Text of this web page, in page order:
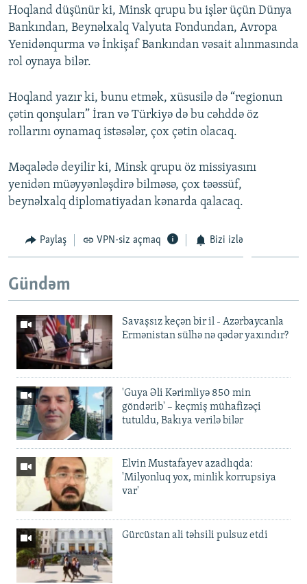
Hoqland düşünür ki, Minsk qrupu bu işlər üçün Dünya
Bankından, Beynəlxalq Valyuta Fondundan, Avropa
Yenidənqurma və İnkişaf Bankından vəsait alınmasında
rol oynaya bilər.
Hoqland yazır ki, bunu etmək, xüsusilə də “regionun
çətin qonşuları” İran və Türkiyə də bu cəhddə öz
rollarını oynamaq istəsələr, çox çətin olacaq.
Məqalədə deyilir ki, Minsk qrupu öz missiyasını
yenidən müəyyənləşdirə bilməsə, çox təəssüf,
beynəlxalq diplomatiyadan kənarda qalacaq.
Paylaş VPN-siz açmaq Bizi izlə
Gündəm
Savaşsız keçən bir il - Azərbaycanla
Ermənistan sülhə nə qədər yaxındır?
'Guya Əli Kərimliyə 850 min
göndərib' – keçmiş mühafizəçi
tutuldu, Bakıya verilə bilər
Elvin Mustafayev azadlıqda:
'Milyonluq yox, minlik korrupsiya
var'
Gürcüstan ali təhsili pulsuz etdi